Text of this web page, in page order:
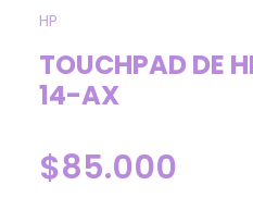
HP
TOUCHPAD DE
14-AX
$85.000